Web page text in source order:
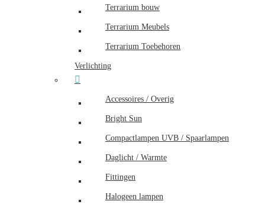
Terrarium bouw
Terrarium Meubels
Terrarium Toebehoren
Verlichting
Accessoires / Overig
Bright Sun
Compactlampen UVB / Spaarlampen
Daglicht / Warmte
Fittingen
Halogeen lampen